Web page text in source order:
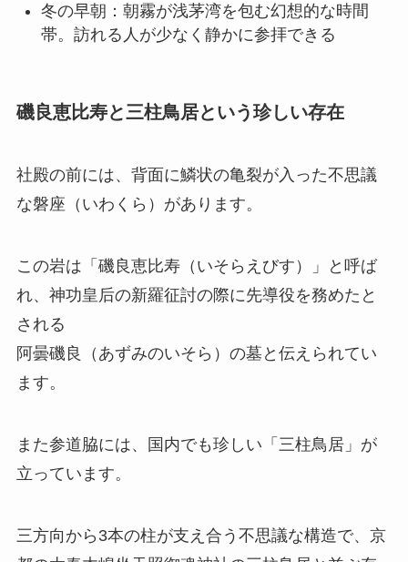
冬の早朝：朝霧が浅茅湾を包む幻想的な時間
帯。訪れる人が少なく静かに参拝できる
磯良恵比寿と三柱鳥居という珍しい存在
社殿の前には、背面に鱗状の亀裂が入った不思議
な磐座（いわくら）があります。
この岩は「磯良恵比寿（いそらえびす）」と呼ば
れ、神功皇后の新羅征討の際に先導役を務めたと
される
阿曇磯良（あずみのいそら）の墓と伝えられてい
ます。
また参道脇には、国内でも珍しい「三柱鳥居」が
立っています。
三方向から3本の柱が支え合う不思議な構造で、京